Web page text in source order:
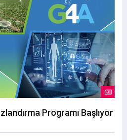
Programı Başlıyor